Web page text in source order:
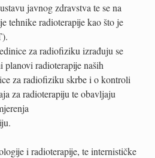
javnog zdravstva te se na
tehnike radioterapije kao što je
za radiofiziku izrađuju se
radioterapije naših
za radiofiziku skrbe i o kontroli
za radioterapiju te obavljaju
i radioterapije, te internističke